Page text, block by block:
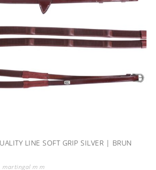
LINE SOFT GRIP SILVER | BRUN
martingal m m